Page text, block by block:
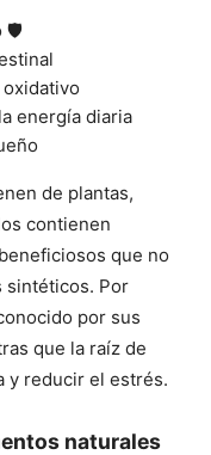
🛡️
energía diaria
de plantas,
contienen
que no
sintéticos. Por
por sus
que la raíz de
y reducir el estrés.
naturales